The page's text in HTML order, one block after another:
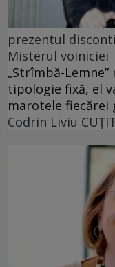
prezentul
Misterul voiniciei
„Strîmbă-
tipologie fixă, el
marotele fiecărei
Codrin Liviu